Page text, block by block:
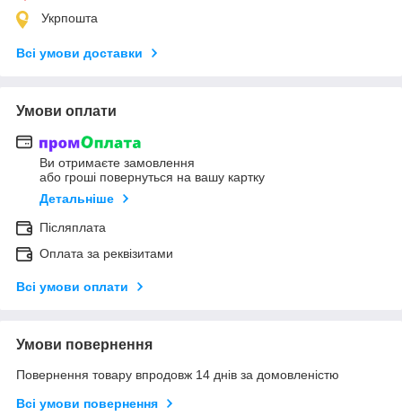
Укрпошта
Всі умови доставки
Умови оплати
Ви отримаєте замовлення
або гроші повернуться на вашу картку
Детальніше
Післяплата
Оплата за реквізитами
Всі умови оплати
Умови повернення
Повернення товару впродовж 14 днів за домовленістю
Всі умови повернення